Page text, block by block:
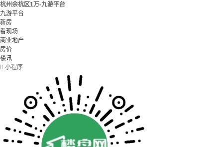
杭州余杭区1万-九游平台
九游平台
新房
看现场
商业地产
房价
楼讯
 小程序